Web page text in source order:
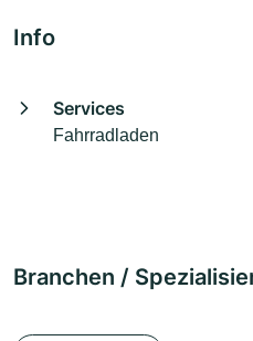
Info
Services
Fahrradladen
Branchen /